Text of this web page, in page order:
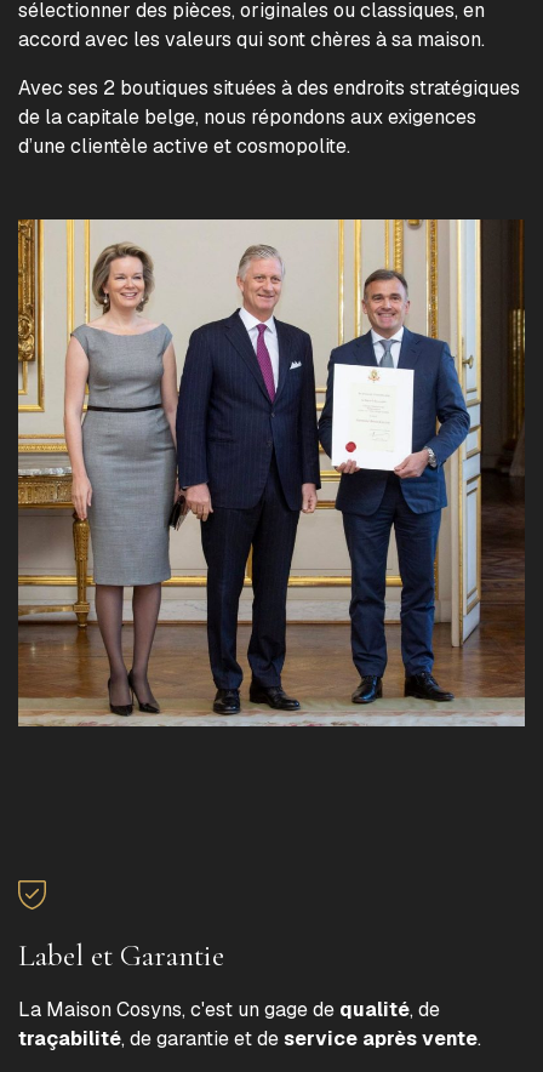
sélectionner des pièces, originales ou classiques, en
accord avec les valeurs qui sont chères à sa maison.
Avec ses 2 boutiques situées à des endroits stratégiques
de la capitale belge, nous répondons aux exigences
d’une clientèle active et cosmopolite.
Label et Garantie
La Maison Cosyns, c'est un gage de qualité, de
traçabilité, de garantie et deservice après vente.